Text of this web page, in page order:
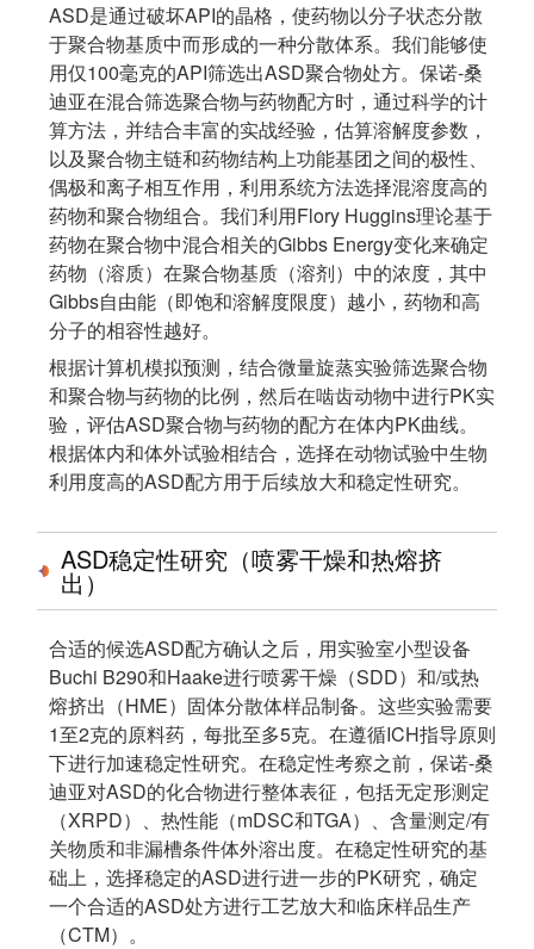
ASD是通过破坏API的晶格，使药物以分子状态分散
于聚合物基质中而形成的一种分散体系。我们能够使
用仅100毫克的API筛选出ASD聚合物处方。保诺-桑
迪亚在混合筛选聚合物与药物配方时，通过科学的计
算方法，并结合丰富的实战经验，估算溶解度参数，
以及聚合物主链和药物结构上功能基团之间的极性、
偶极和离子相互作用，利用系统方法选择混溶度高的
药物和聚合物组合。我们利用Flory Huggins理论基于
药物在聚合物中混合相关的Gibbs Energy变化来确定
药物（溶质）在聚合物基质（溶剂）中的浓度，其中
Gibbs自由能（即饱和溶解度限度）越小，药物和高
分子的相容性越好。
根据计算机模拟预测，结合微量旋蒸实验筛选聚合物
和聚合物与药物的比例，然后在啮齿动物中进行PK实
验，评估ASD聚合物与药物的配方在体内PK曲线。
根据体内和体外试验相结合，选择在动物试验中生物
利用度高的ASD配方用于后续放大和稳定性研究。
ASD稳定性研究（喷雾干燥和热熔挤
出）
合适的候选ASD配方确认之后，用实验室小型设备
Buchi B290和Haake进行喷雾干燥（SDD）和/或热
熔挤出（HME）固体分散体样品制备。这些实验需要
1至2克的原料药，每批至多5克。在遵循ICH指导原则
下进行加速稳定性研究。在稳定性考察之前，保诺-桑
迪亚对ASD的化合物进行整体表征，包括无定形测定
（XRPD）、热性能（mDSC和TGA）、含量测定/有
关物质和非漏槽条件体外溶出度。在稳定性研究的基
础上，选择稳定的ASD进行进一步的PK研究，确定
一个合适的ASD处方进行工艺放大和临床样品生产
（CTM）。